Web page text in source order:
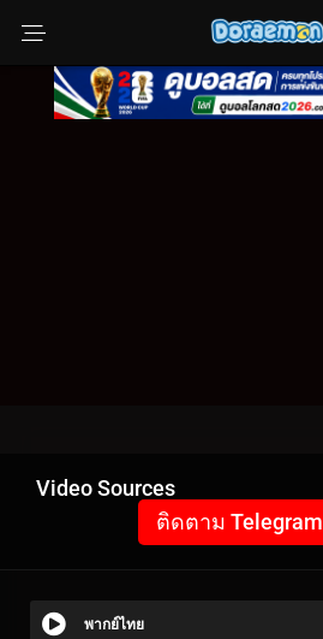
Video Sources
ติดตาม Telegram
พากย์ไทย